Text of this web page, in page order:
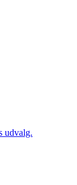
udvalg.